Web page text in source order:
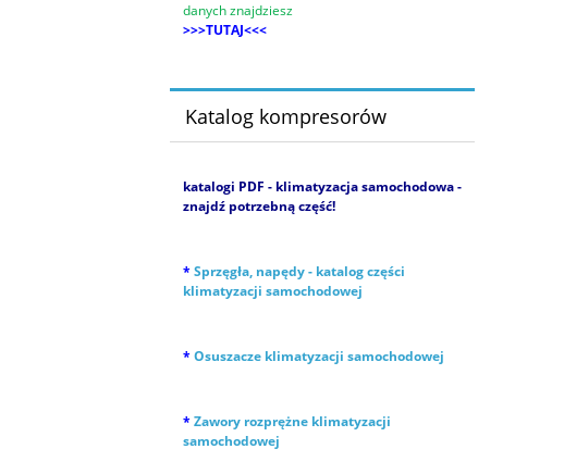
danych znajdziesz
>>>TUTAJ<<<
Katalog kompresorów
katalogi PDF - klimatyzacja samochodowa -
znajdź potrzebną część!
* Sprzęgła, napędy - katalog części
klimatyzacji samochodowej
* Osuszacze klimatyzacji samochodowej
* Zawory rozprężne klimatyzacji
samochodowej